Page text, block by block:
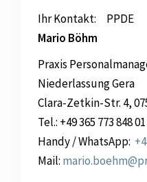
Ihr Kontakt: PPDE
Mario Böhm
Praxis
Niederlassung Gera
Clara-Zetkin-Str. 4,
Tel.: +49 365 773 848 01
Handy / WhatsApp:
Mail: